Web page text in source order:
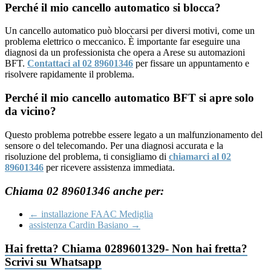
Perché il mio cancello automatico si blocca?
Un cancello automatico può bloccarsi per diversi motivi, come un
problema elettrico o meccanico. È importante far eseguire una
diagnosi da un professionista che opera a Arese su automazioni
BFT. Contattaci al 02 89601346 per fissare un appuntamento e
risolvere rapidamente il problema.
Perché il mio cancello automatico BFT si apre solo
da vicino?
Questo problema potrebbe essere legato a un malfunzionamento del
sensore o del telecomando. Per una diagnosi accurata e la
risoluzione del problema, ti consigliamo di chiamarci al 02
89601346 per ricevere assistenza immediata.
Chiama 02 89601346 anche per:
← installazione FAAC Mediglia
assistenza Cardin Basiano →
Hai fretta? Chiama 0289601329- Non hai fretta?
Scrivi su Whatsapp